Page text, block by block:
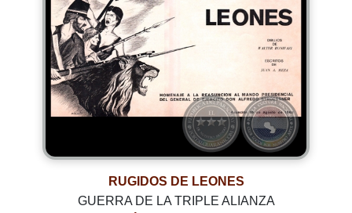
RUGIDOS DE LEONES
GUERRA DE LA TRIPLE ALIANZA